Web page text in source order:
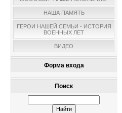
НАША ПАМЯТЬ
ГЕРОИ НАШЕЙ СЕМЬИ - ИСТОРИЯ
ВОЕННЫХ ЛЕТ
ВИДЕО
Форма входа
Поиск